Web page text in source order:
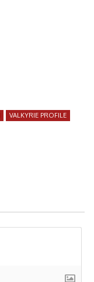
VALKYRIE PROFILE